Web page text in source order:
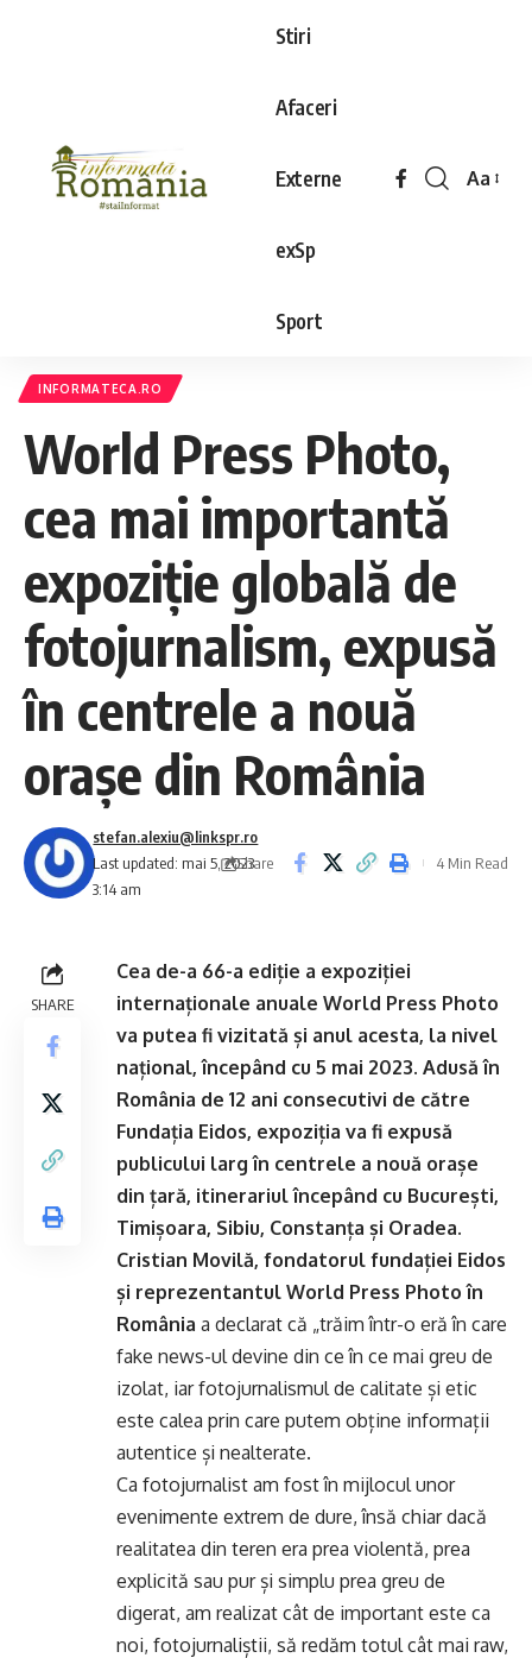
Stiri
Afaceri
Externe
exSp
Sport
Aa
INFORMATECA.RO
World Press Photo,
cea mai importantă
expoziție globală de
fotojurnalism, expusă
în centrele a nouă
orașe din România
Last updated: mai 5, 2023
3:14 am
stefan.alexiu@linkspr.ro
Share
4 Min Read
SHARE
Cea de-a 66-a ediție a expoziției
internaționale anuale World Press Photo
va putea fi vizitată și anul acesta, la nivel
național, începând cu 5 mai 2023. Adusă în
România de 12 ani consecutivi de către
Fundația Eidos, expoziția va fi expusă
publicului larg în centrele a nouă orașe
din țară, itinerariul începând cu București,
Timișoara, Sibiu, Constanța și Oradea.
Cristian Movilă, fondatorul fundației Eidos
și reprezentantul World Press Photo în
România a declarat că „trăim într-o eră în care
fake news-ul devine din ce în ce mai greu de
izolat, iar fotojurnalismul de calitate și etic
este calea prin care putem obține informații
autentice și nealterate.
Ca fotojurnalist am fost în mijlocul unor
evenimente extrem de dure, însă chiar dacă
realitatea din teren era prea violentă, prea
explicită sau pur și simplu prea greu de
digerat, am realizat cât de important este ca
noi, fotojurnaliștii, să redăm totul cât mai raw,